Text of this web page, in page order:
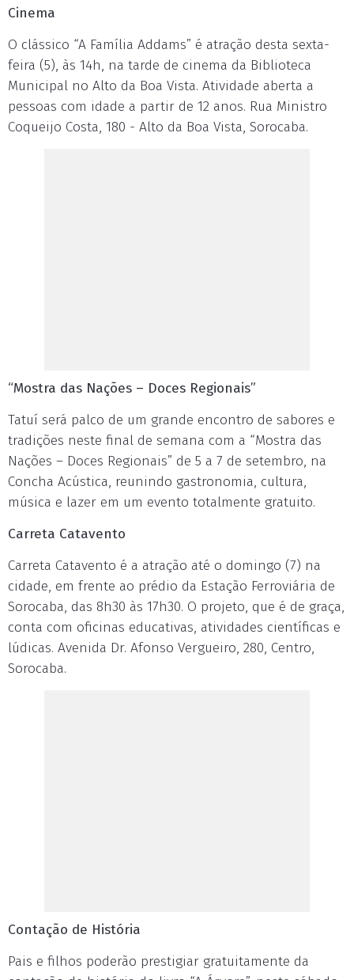
Cinema
O clássico “A Família Addams” é atração desta sexta-
feira (5), às 14h, na tarde de cinema da Biblioteca
Municipal no Alto da Boa Vista. Atividade aberta a
pessoas com idade a partir de 12 anos. Rua Ministro
Coqueijo Costa, 180 - Alto da Boa Vista, Sorocaba.
“Mostra das Nações – Doces Regionais”
Tatuí será palco de um grande encontro de sabores e
tradições neste final de semana com a “Mostra das
Nações – Doces Regionais” de 5 a 7 de setembro, na
Concha Acústica, reunindo gastronomia, cultura,
música e lazer em um evento totalmente gratuito.
Carreta Catavento
Carreta Catavento é a atração até o domingo (7) na
cidade, em frente ao prédio da Estação Ferroviária de
Sorocaba, das 8h30 às 17h30. O projeto, que é de graça,
conta com oficinas educativas, atividades científicas e
lúdicas. Avenida Dr. Afonso Vergueiro, 280, Centro,
Sorocaba.
Contação de História
Pais e filhos poderão prestigiar gratuitamente da